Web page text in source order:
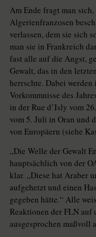
Am Ende fragt man
Algerienfranzosen
verlassen, dem sie sich
man sie in Frankreich
fast alle auf die Angst,
Gewalt, das in den
herrschte. Dabei
Vorkommnisse des
in der Rue d’Isly vom
vom 5. Juli in Oran und
von Europäern (siehe
„Die Welle der Gewalt
hauptsächlich von der
klar. „Diese hat Araber
aufgehetzt und einen
gegeben hätte.“ Alle
Reaktionen der FLN auf
ausgesprochen maßvoll